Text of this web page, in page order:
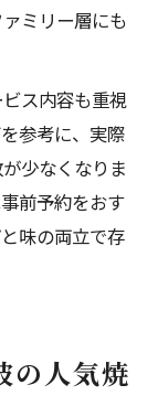
ミリー層にも
ス内容も重視
参考に、実際
少なくなりま
前予約をおす
味の両立で存
の人気焼